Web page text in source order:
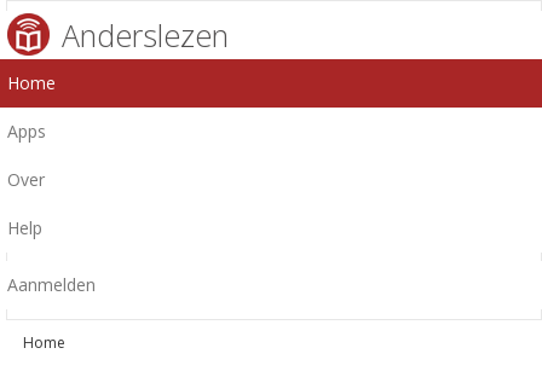
Anderslezen
Home
Apps
Over
Help
Aanmelden
Home